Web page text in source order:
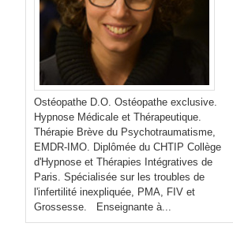
Ostéopathe D.O. Ostéopathe exclusive.
Hypnose Médicale et Thérapeutique.
Thérapie Brève du Psychotraumatisme,
EMDR-IMO. Diplômée du CHTIP Collège
d'Hypnose et Thérapies Intégratives de
Paris. Spécialisée sur les troubles de
l'infertilité inexpliquée, PMA, FIV et
Grossesse. Enseignante à...